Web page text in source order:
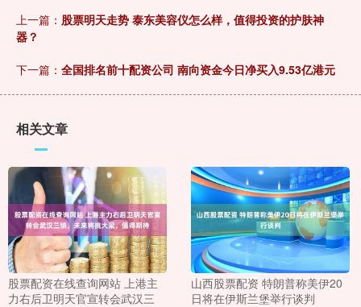
上一篇： 股票明天走势 泰东美容仪怎么样，值得投资的护肤神
器？
下一篇： 全国排名前十配资公司 南向资金今日净买入9.53亿港元
相关文章
股票配资在线查询网站 上港主
力右后卫明天官宣转会武汉三
山西股票配资 特朗普称美伊20
日将在伊斯兰堡举行谈判